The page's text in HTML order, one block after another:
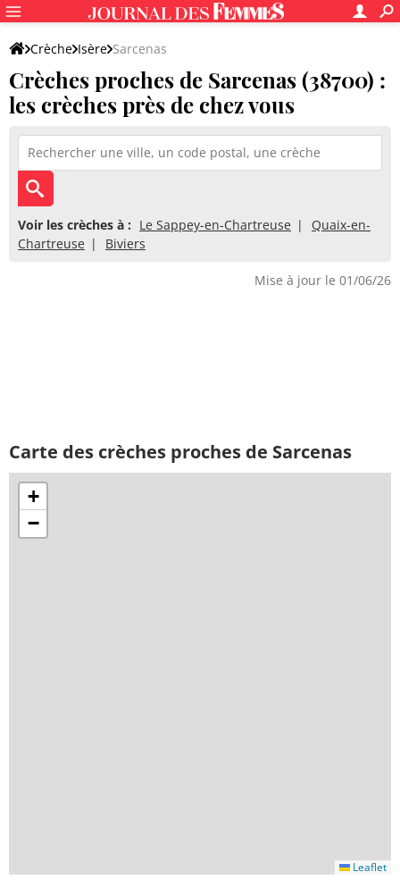
Crèche Isère Sarcenas
Crèches proches de Sarcenas (38700) :
les crèches près de chez vous
Voir les crèches à : Le Sappey-en-Chartreuse
Quaix-en-
Chartreuse
Biviers
Mise à jour le 01/06/26
Carte des crèches proches de Sarcenas
+
−
Leaflet